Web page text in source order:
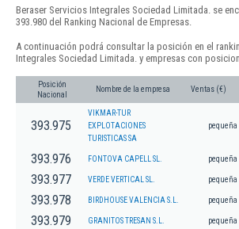
Beraser Servicios Integrales Sociedad Limitada. se
393.980 del Ranking Nacional de Empresas.
A continuación podrá consultar la posición en el
Integrales Sociedad Limitada. y empresas con
Posición
Nacional
Nombre de la empresa Ventas (€)
393.975
VIKMAR-TUR
EXPLOTACIONES
TURISTICAS SA
pequeña
393.976 FONTOVA CAPELL SL. pequeña
393.977 VERDE VERTICAL SL. pequeña
393.978 BIRDHOUSE VALENCIA S.L. pequeña
393.979 GRANITOS TRESAN S.L. pequeña